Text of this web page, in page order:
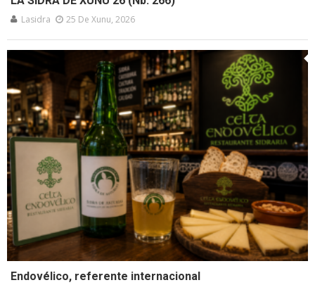
Lasidra 25 De Xunu, 2026
Endovélico, referente internacional